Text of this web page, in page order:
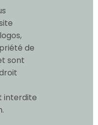
de
sont
interdite